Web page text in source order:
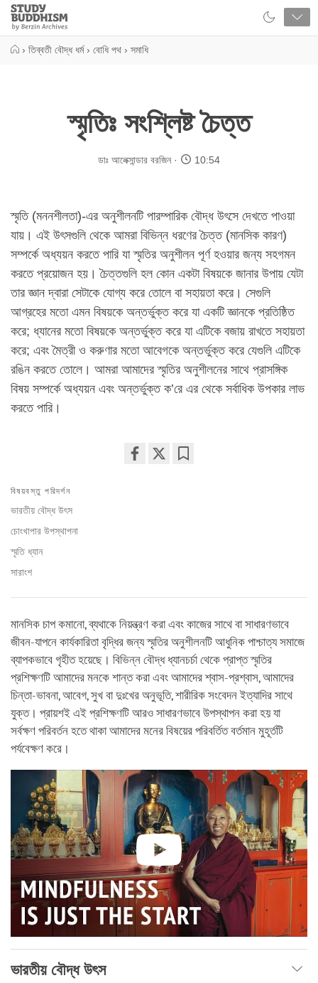
Close
Study
Buddhism
› তিব্বতী বৌদ্ধ ধর্ম › বোধি পথ › সমাধি
স্মৃতিঃ সংশ্লিষ্ট চৈত্ত
ডাঃ আলেক্সান্ডার বরজিন 10:54
স্মৃতি (মননশীলতা)-এর অনুশীলনটি পারম্পারিক বৌদ্ধ উৎসে দেখতে পাওয়া
যায়। এই উৎসগুলি থেকে আমরা বিভিন্ন ধরণের চৈত্ত (মানসিক কারণ)
সম্পর্কে অধ্যয়ন করতে পারি যা স্মৃতির অনুশীলন পূর্ণ হওয়ার জন্য সহগমন
করতে প্রয়োজন হয়। চৈত্তগুলি হল কোন একটা বিষয়কে জানার উপায় যেটা
তার জ্ঞান দ্বারা সেটাকে যোগ্য করে তোলে বা সহায়তা করে। সেগুলি
আগ্রহের মতো এমন বিষয়কে অন্তর্ভুক্ত করে যা একটি জ্ঞানকে প্রতিষ্ঠিত
করে; ধ্যানের মতো বিষয়কে অন্তর্ভুক্ত করে যা এটিকে বজায় রাখতে সহায়তা
করে; এবং মৈত্রী ও করুণার মতো আবেগকে অন্তর্ভুক্ত করে যেগুলি এটিকে
রঙিন করতে তোলে। আমরা আমাদের স্মৃতির অনুশীলনের সাথে প্রাসঙ্গিক
বিষয় সম্পর্কে অধ্যয়ন এবং অন্তর্ভুক্ত ক’রে এর থেকে সর্বাধিক উপকার লাভ
করতে পারি।
বিষয়বস্তু পরিদর্শন
ভারতীয় বৌদ্ধ উৎস
চোংখাপার উপস্থাপনা
স্মৃতি ধ্যান
সারাংশ
মানসিক চাপ কমানো, ব্যথাকে নিয়ন্ত্রণ করা এবং কাজের সাথে বা সাধারণভাবে
জীবন-যাপনে কার্যকারিতা বৃদ্ধির জন্য স্মৃতির অনুশীলনটি আধুনিক পাশ্চাত্য সমাজে
ব্যাপকভাবে গৃহীত হয়েছে। বিভিন্ন বৌদ্ধ ধ্যানচর্চা থেকে প্রাপ্ত স্মৃতির
প্রশিক্ষণটি আমাদের মনকে শান্ত করা এবং আমাদের শ্বাস-প্রশ্বাস, আমাদের
চিন্তা-ভাবনা, আবেগ, সুখ বা দুঃখের অনুভূতি, শারীরিক সংবেদন ইত্যাদির সাথে
যুক্ত। প্রায়শই এই প্রশিক্ষণটি আরও সাধারণভাবে উপস্থাপন করা হয় যা
সর্বক্ষণ পরিবর্তন হতে থাকা আমাদের মনের বিষয়ের পরিবর্তিত বর্তমান মুহূর্তটি
পর্যবেক্ষণ করে।
ভারতীয় বৌদ্ধ উৎস